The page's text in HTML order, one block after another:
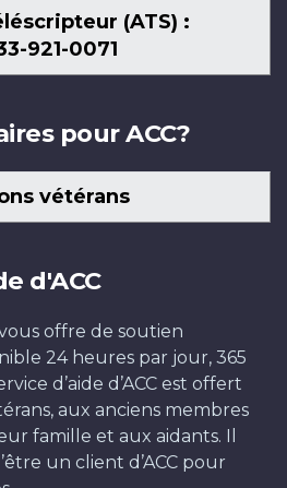
(ATS) :
921-0071
pour ACC?
vétérans
d'ACC
offre de soutien
24 heures par jour, 365
d’aide d’ACC est offert
aux anciens membres
famille et aux aidants. Il
un client d’ACC pour